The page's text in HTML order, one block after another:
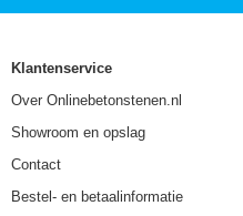
Klantenservice
Over Onlinebetonstenen.nl
Showroom en opslag
Contact
Bestel- en betaalinformatie